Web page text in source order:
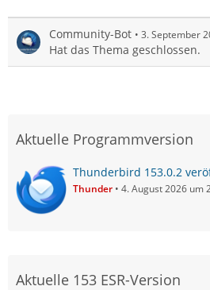
Community-Bot 3. September
Hat das Thema geschlossen.
Aktuelle Programmversion
Thunderbird 153.0.2
Thunder 4. August 2026 um
Aktuelle 153 ESR-Version